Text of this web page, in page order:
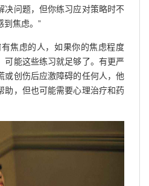
决问题，但你练习应对策略时不
到焦虑。”
焦虑的人，如果你的焦虑程度
可能这些练习就足够了。有更严
或创伤后应激障碍的任何人，他
助，但也可能需要心理治疗和药